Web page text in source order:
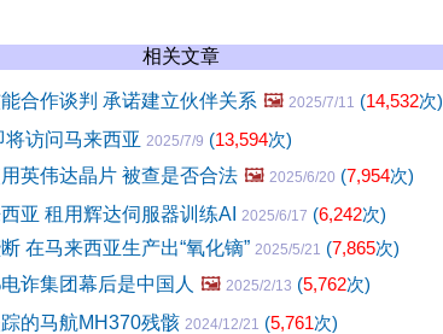
相关文章
合作谈判 承诺建立伙伴关系 🖼️ 2025/7/11 (14,532次)
将访问马来西亚 2025/7/9 (13,594次)
英伟达晶片 被查是否合法 🖼️ 2025/6/20 (7,954次)
亚 租用辉达伺服器训练AI 2025/6/17 (6,242次)
在马来西亚生产出“氧化镝” 2025/5/21 (7,865次)
诈集团幕后是中国人 🖼️ 2025/2/13 (5,762次)
的马航MH370残骸 2024/12/21 (5,761次)